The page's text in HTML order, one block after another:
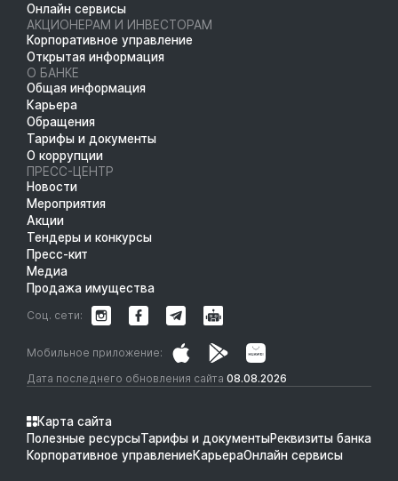
Онлайн сервисы
АКЦИОНЕРАМ И ИНВЕСТОРАМ
Корпоративное управление
Открытая информация
О БАНКЕ
Общая информация
Карьера
Обращения
Тарифы и документы
О коррупции
ПРЕСС-ЦЕНТР
Новости
Мероприятия
Акции
Тендеры и конкурсы
Пресс-кит
Медиа
Продажа имущества
Дата последнего обновления сайта 08.08.2026
Мобильное приложение:
Соц. сети:
Карта сайта
Полезные ресурсыТарифы и документыРеквизиты банка
Корпоративное управлениеКарьераОнлайн сервисы